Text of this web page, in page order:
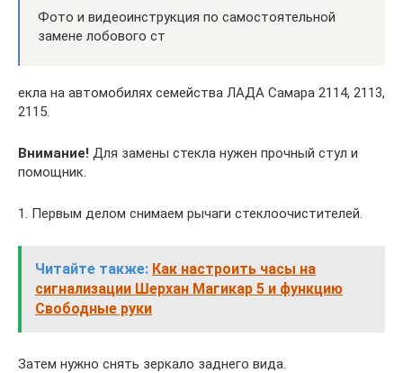
Фото и видеоинструкция по самостоятельной
замене лобового ст
екла на автомобилях семейства ЛАДА Самара 2114, 2113,
2115.
Внимание! Для замены стекла нужен прочный стул и
помощник.
1. Первым делом снимаем рычаги стеклоочистителей.
Читайте также: Как настроить часы на
сигнализации Шерхан Магикар 5 и функцию
Свободные руки
Затем нужно снять зеркало заднего вида.